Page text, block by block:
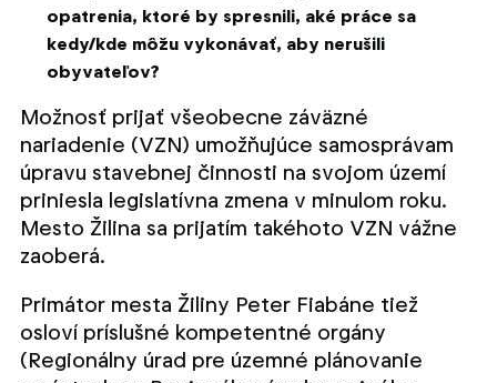
opatrenia, ktoré by spresnili, aké práce sa
kedy/kde môžu vykonávať, aby nerušili
obyvateľov?
Možnosť prijať všeobecne záväzné
nariadenie (VZN) umožňujúce samosprávam
úpravu stavebnej činnosti na svojom území
priniesla legislatívna zmena v minulom roku.
Mesto Žilina sa prijatím takéhoto VZN vážne
zaoberá.
Primátor mesta Žiliny Peter Fiabáne tiež
osloví príslušné kompetentné orgány
(Regionálny úrad pre územné plánovanie